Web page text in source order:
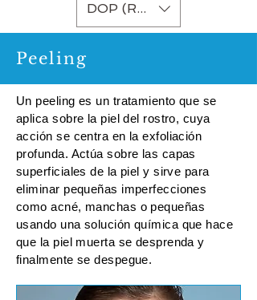
DOP (RD$)
Peeling
Un peeling es un tratamiento que se
aplica sobre la piel del rostro, cuya
acción se centra en la exfoliación
profunda. Actúa sobre las capas
superficiales de la piel y sirve para
eliminar pequeñas imperfecciones
como acné, manchas o pequeñas
usando una solución química que hace
que la piel muerta se desprenda y
finalmente se despegue.​